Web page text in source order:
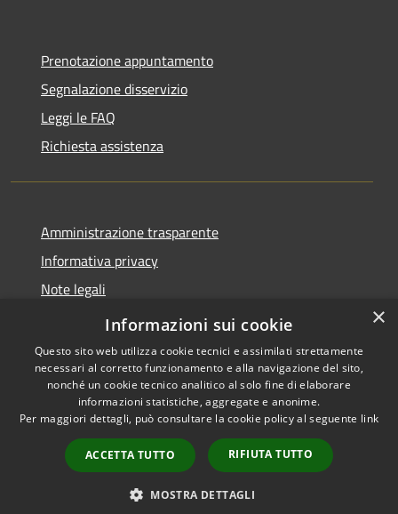
Prenotazione appuntamento
Segnalazione disservizio
Leggi le FAQ
Richiesta assistenza
Amministrazione trasparente
Informativa privacy
Note legali
Dichiarazione di accessibilità
Accessibilità
Copyright © 2026 • Comune di
Antegnate • Powered by
Municipium•
Accesso
redazione
×
Informazioni sui cookie
Questo sito web utilizza cookie tecnici e assimilati strettamente
necessari al corretto funzionamento e alla navigazione del sito,
nonché un cookie tecnico analitico al solo fine di elaborare
informazioni statistiche, aggregate e anonime.
Per maggiori dettagli, può consultare la cookie policy al seguente link
ACCETTA TUTTO RIFIUTA TUTTO
MOSTRA DETTAGLI